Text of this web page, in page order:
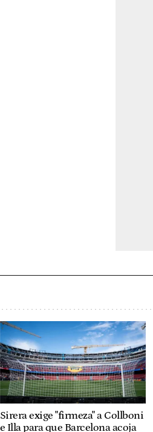
Sirera exige "firmeza" a Collboni
e Illa para que Barcelona acoja